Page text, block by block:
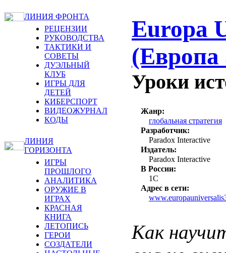
ЛИНИЯ ФРОНТА
РЕЦЕНЗИИ
РУКОВОДСТВА
ТАКТИКИ И
СОВЕТЫ
ДУЭЛЬНЫЙ
КЛУБ
ИГРЫ ДЛЯ
ДЕТЕЙ
КИБЕРСПОРТ
ВИДЕОЖУРНАЛ
КОДЫ
ЛИНИЯ
ГОРИЗОНТА
ИГРЫ
ПРОШЛОГО
АНАЛИТИКА
ОРУЖИЕ В
ИГРАХ
КРАСНАЯ
КНИГА
ЛЕТОПИСЬ
ГЕРОИ
СОЗДАТЕЛИ
Europa
(Европа
Уроки
Жанр:
глобальная стратегия
Разработчик:
Paradox Interactive
Издатель:
Paradox Interactive
В России:
1C
Адрес в сети:
Как